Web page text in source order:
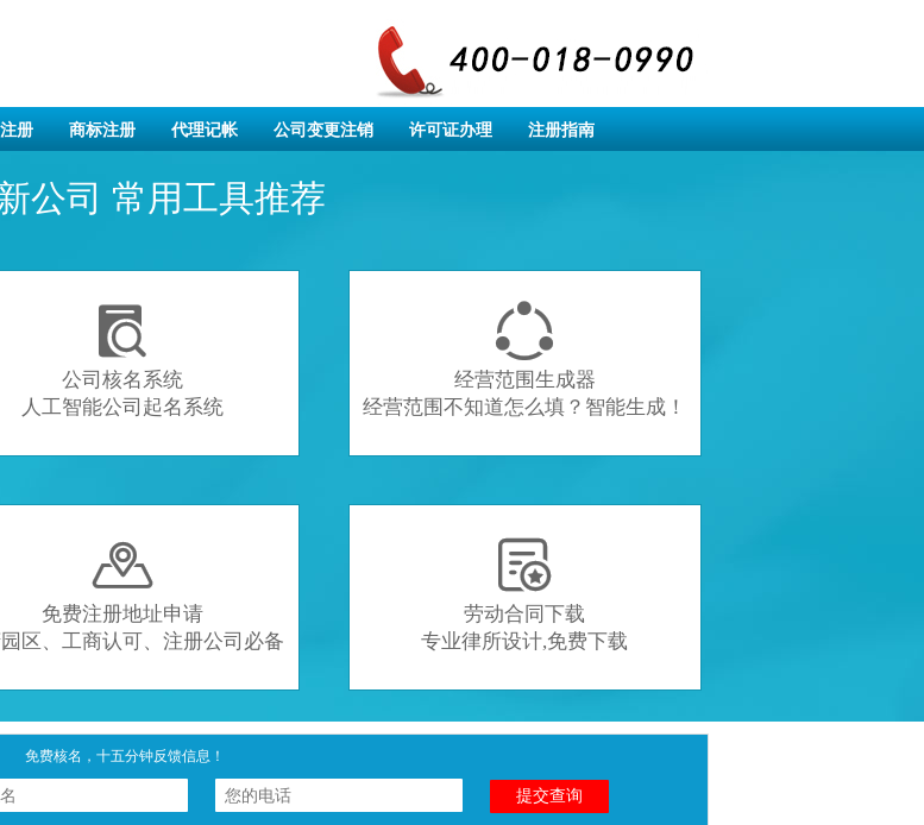
册 商标注册 代理记帐 公司变更注销 许可证办理 注册指南
公司 常用工具推荐

公司核名系统
人工智能公司起名系统

经营范围生成器
经营范围不知道怎么填？智能生成！

免费注册地址申请
区、工商认可、注册公司必备

劳动合同下载
专业律所设计,免费下载
免费核名，十五分钟反馈信息！